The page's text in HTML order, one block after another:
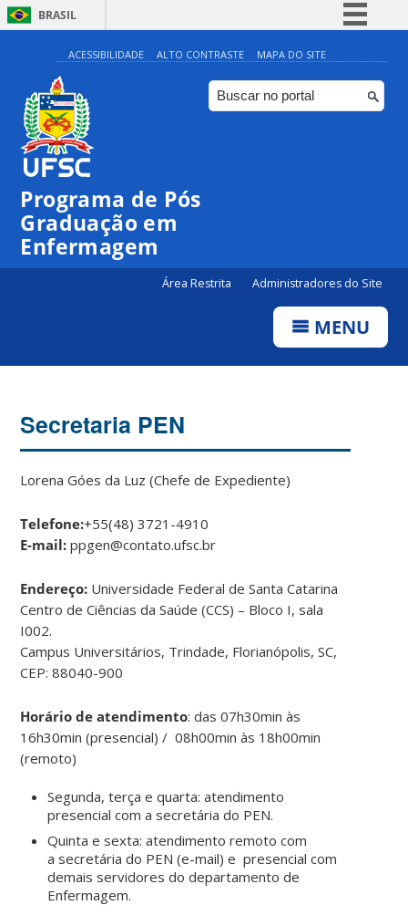
BRASIL
Simplifique!
Comunica BR
Participe
ACESSIBILIDADE ALTO CONTRASTE MAPA DO SITE
Programa de Pós
Graduação em
Enfermagem
Área Restrita Administradores do Site
MENU
Secretaria PEN
Lorena Góes da Luz (Chefe de Expediente)
Telefone:+55(48) 3721-4910
E-mail: ppgen@contato.ufsc.br
Endereço: Universidade Federal de Santa Catarina
Centro de Ciências da Saúde (CCS) – Bloco I, sala
I002.
Campus Universitários, Trindade, Florianópolis, SC,
CEP: 88040-900
Horário de atendimento: das 07h30min às
16h30min (presencial) / 08h00min às 18h00min
(remoto)
Segunda, terça e quarta: atendimento
presencial com a secretária do PEN.
Quinta e sexta: atendimento remoto com
a secretária do PEN (e-mail) e presencial com
demais servidores do departamento de
Enfermagem.